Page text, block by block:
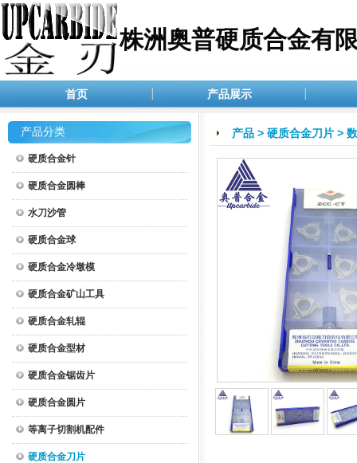
株洲奥普硬质合金有
首页 产品展示
产品分类
硬质合金针
硬质合金圆棒
水刀沙管
硬质合金球
硬质合金冷墩模
硬质合金矿山工具
硬质合金轧辊
硬质合金型材
硬质合金锯齿片
硬质合金圆片
等离子切割机配件
硬质合金刀片
产品 > 硬质合金刀片 >